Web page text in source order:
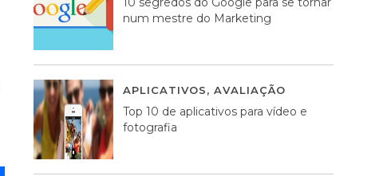
num mestre do Marketing
APLICATIVOS, AVALIAÇÃO
Top 10 de aplicativos para vídeo e
fotografia